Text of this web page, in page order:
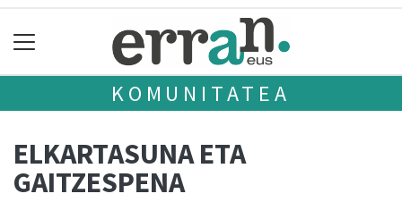
KOMUNITATEA
ELKARTASUNA ETA
GAITZESPENA